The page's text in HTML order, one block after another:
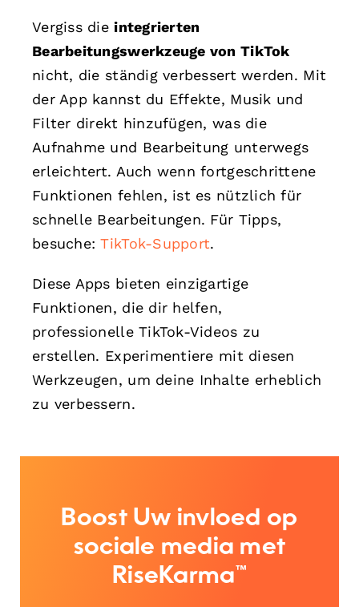
Vergiss dieintegrierten
Bearbeitungswerkzeuge von TikTok
nicht, die ständig verbessert werden. Mit
der App kannst du Effekte, Musik und
Filter direkt hinzufügen, was die
Aufnahme und Bearbeitung unterwegs
erleichtert. Auch wenn fortgeschrittene
Funktionen fehlen, ist es nützlich für
schnelle Bearbeitungen. Für Tipps,
besuche:TikTok-Support.
Diese Apps bieten einzigartige
Funktionen, die dir helfen,
professionelle TikTok-Videos zu
erstellen. Experimentiere mit diesen
Werkzeugen, um deine Inhalte erheblich
zu verbessern.
Boost Uw invloed op
sociale media met
RiseKarma™